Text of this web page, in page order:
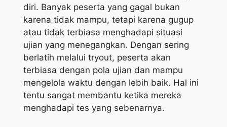
diri. Banyak peserta yang gagal bukan
karena tidak mampu, tetapi karena gugup
atau tidak terbiasa menghadapi situasi
ujian yang menegangkan. Dengan sering
berlatih melalui tryout, peserta akan
terbiasa dengan pola ujian dan mampu
mengelola waktu dengan lebih baik. Hal ini
tentu sangat membantu ketika mereka
menghadapi tes yang sebenarnya.